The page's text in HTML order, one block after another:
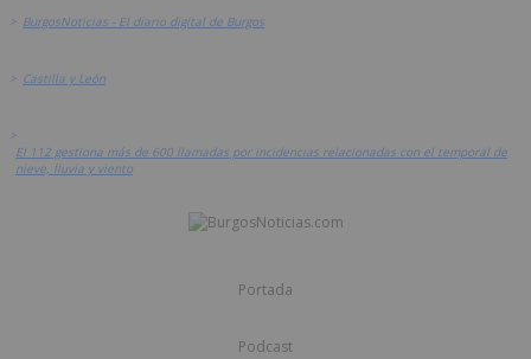
> BurgosNoticias - El diario digital de Burgos
> Castilla y León
>
El 112 gestiona más de 600 llamadas por incidencias relacionadas con el temporal de
nieve, lluvia y viento
Portada
Podcast